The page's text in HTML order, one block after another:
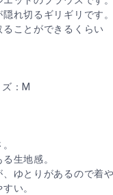
れ切るギリギリです。
ることができるくらい
：M
生地感。
ゆとりがあるので着や
い。